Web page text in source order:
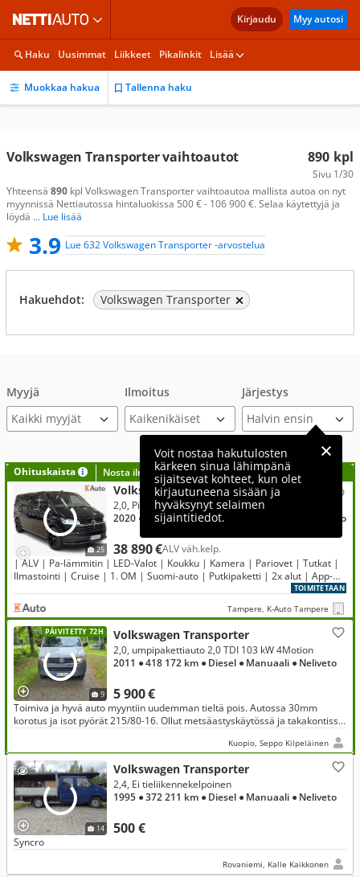
Kirjaudu Myy autosi
Haku Uusimmat Liikkeet Pikalinkit Lisää
Muokkaa hakua Tallenna haku
890 kpl
Sivu 1/30
Volkswagen Transporter vaihtoautot
Yhteensä 890 kpl Volkswagen Transporter vaihtoautoa mallista autoa on nyt
myynnissä Nettiautossa hintaluokissa 500 € - 106 900 €. Selaa käytettyjä ja
löydä ... Lue lisää
3.9 Lue 632 Volkswagen Transporter -arvostelua
Hakuehdot: Volkswagen Transporter
Myyjä
Kaikki myyjät
Ilmoitus Järjestys
Voit nostaa hakutulosten
kärkeen sinua lähimpänä
sijaitsevat kohteet, kun olet
kirjautuneena sisään ja
hyväksynyt selaimen
sijaintitiedot.
Ohituskaista Nosta ilmoituksesi tähän?
25
Volkswagen Transporter
38 890 €ALV väh.kelp.
2020 ● 163 000 km● Diesel ● Neliveto
| ALV | Pa-lämmitin | LED-Valot | Koukku | Kamera | Pariovet | Tutkat |
Ilmastointi | Cruise | 1. OM | Suomi-auto | Putkipaketti | 2x alut | App-
TOIMITETAAN
Tampere, K-Auto Tampere
PÄIVITETTY 72H
9
Volkswagen Transporter
5 900 €
2,0, umpipakettiauto 2,0 TDI 103 kW 4Motion
2011 ● 418 172 km ● Diesel ● Manuaali ● Neliveto
Toimiva ja hyvä auto myyntiin uudemman tieltä pois. Autossa 30mm
korotus ja isot pyörät 215/80-16. Ollut metsäastyskäytössä ja takakontissa
Kuopio, Seppo Kilpeläinen
14
Volkswagen Transporter
500 €
2,4, Ei tieliikennekelpoinen
1995 ● 372 211 km ● Diesel ● Manuaali ● Neliveto
Syncro
Rovaniemi, Kalle Kaikkonen